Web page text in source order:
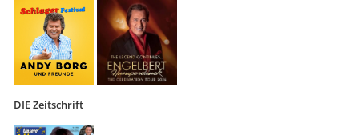
DIE Zeitschrift